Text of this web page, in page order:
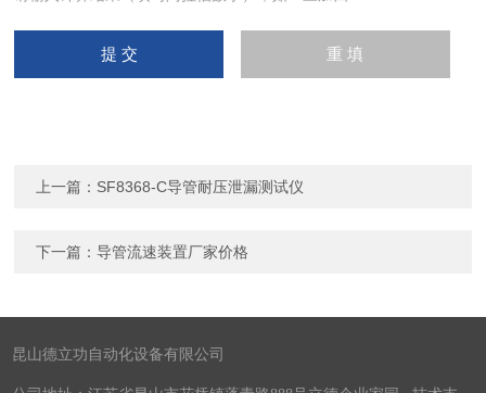
上一篇： SF8368-C导管耐压泄漏测试仪
下一篇：导管流速装置厂家价格
昆山德立功自动化设备有限公司